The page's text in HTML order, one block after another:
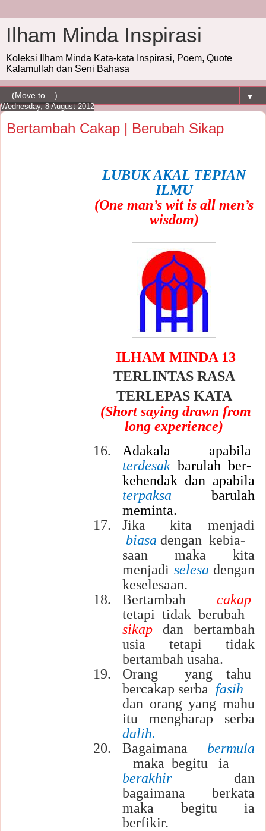
Ilham Minda Inspirasi
Koleksi Ilham Minda Kata-kata Inspirasi, Poem, Quote
Kalamullah dan Seni Bahasa
▼
Wednesday, 8 August 2012
Bertambah Cakap | Berubah Sikap
LUBUK AKAL TEPIAN
ILMU
(One man’s wit isall men’s
wisdom)
ILHAM MINDA 13
TERLINTAS RASA
TERLEPAS KATA
(Short saying drawn from
long experience)
16.
Adakala apabila
terdesak barulah ber-
kehendak dan apabila
terpaksa barulah
meminta.
17.
Jika kita menjadi
biasa dengan kebia-
saan maka kita
menjadi selesa dengan
keselesaan.
18.
Bertambah cakap
tetapi tidak berubah
sikap dan bertambah
usia tetapi tidak
bertambah usaha.
19.
Orang yang tahu
bercakap serba fasih
dan orang yang mahu
itu mengharap serba
dalih.
20.
Bagaimana
bermula
maka begitu
ia
berakhirdan
bagaimana berkata
maka begitu ia
berfikir.